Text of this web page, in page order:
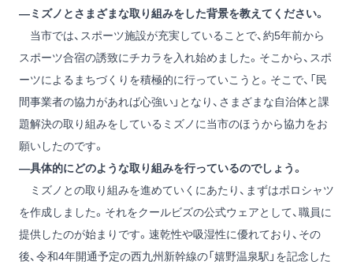
―ミズノとさまざまな取り組みをした背景を教えてください。
当市では、スポーツ施設が充実していることで、約5年前から
スポーツ合宿の誘致にチカラを入れ始めました。そこから、スポ
ーツによるまちづくりを積極的に行っていこうと。そこで、「民
間事業者の協力があれば心強い」となり、さまざまな自治体と課
題解決の取り組みをしているミズノに当市のほうから協力をお
願いしたのです。
―具体的にどのような取り組みを行っているのでしょう。
ミズノとの取り組みを進めていくにあたり、まずはポロシャツ
を作成しました。それをクールビズの公式ウェアとして、職員に
提供したのが始まりです。速乾性や吸湿性に優れており、その
後、令和4年開通予定の西九州新幹線の「嬉野温泉駅」を記念した